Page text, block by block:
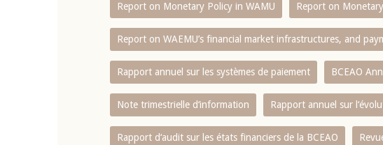
Report on Monetary Policy in WAMU Report on
Report on WAEMU’s financial market infrastructures, and
Rapport annuel sur les systèmes de paiement BCEAO
Note trimestrielle d‘information Rapport annuel sur
Rapport d‘audit sur les états financiers de la BCEAO